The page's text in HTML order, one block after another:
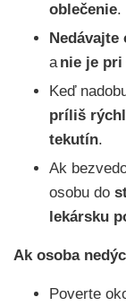
oblečenie.
Nedávajte
anie je pri
Keď
príliš
tekutín.
Ak
osobu do
lekársku
Ak osoba
Poverte